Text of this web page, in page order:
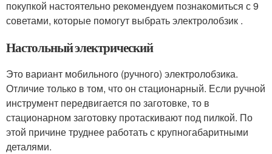
покупкой настоятельно рекомендуем познакомиться с 9
советами, которые помогут выбрать электролобзик .
Настольный электрический
Это вариант мобильного (ручного) электролобзика.
Отличие только в том, что он стационарный. Если ручной
инструмент передвигается по заготовке, то в
стационарном заготовку протаскивают под пилкой. По
этой причине труднее работать с крупногабаритными
деталями.